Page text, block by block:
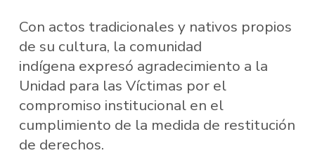
Con actos tradicionales y nativos propios
de su cultura, la comunidad
indígena expresó agradecimiento a la
Unidad para las Víctimas por el
compromiso institucional en el
cumplimiento de la medida de restitución
de derechos.